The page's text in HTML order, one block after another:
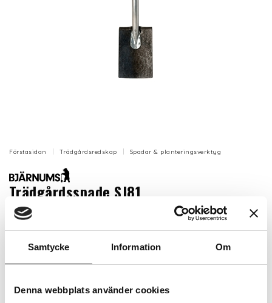
Samtycke Information Om
Denna webbplats använder cookies
Förstasidan Trädgårdsredskap Spadar & planteringsverktyg
Trädgårdsspade SJ81
Linoljat träskaft i ask. Spetsigt blad tillverkat av
härdat stål.